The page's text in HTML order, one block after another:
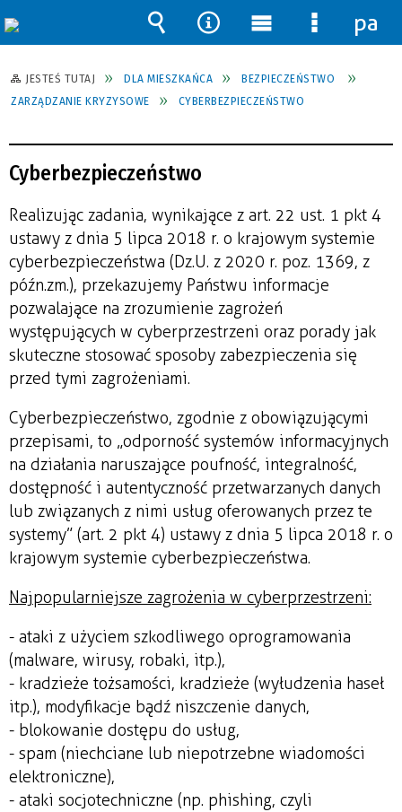
JESTEŚ TUTAJ DLA MIESZKAŃCA
BEZPIECZEŃSTWO
ZARZĄDZANIE KRYZYSOWE
CYBERBEZPIECZEŃSTWO
Cyberbezpieczeństwo
Realizując zadania, wynikające z art. 22 ust. 1 pkt 4
ustawy z dnia 5 lipca 2018 r. o krajowym systemie
cyberbezpieczeństwa (Dz.U. z 2020 r. poz. 1369, z
późn.zm.), przekazujemy Państwu informacje
pozwalające na zrozumienie zagrożeń
występujących w cyberprzestrzeni oraz porady jak
skuteczne stosować sposoby zabezpieczenia się
przed tymi zagrożeniami.
Cyberbezpieczeństwo, zgodnie z obowiązującymi
przepisami, to „odporność systemów informacyjnych
na działania naruszające poufność, integralność,
dostępność i autentyczność przetwarzanych danych
lub związanych z nimi usług oferowanych przez te
systemy” (art. 2 pkt 4) ustawy z dnia 5 lipca 2018 r. o
krajowym systemie cyberbezpieczeństwa.
Najpopularniejsze zagrożenia w cyberprzestrzeni:
- ataki z użyciem szkodliwego oprogramowania
(malware, wirusy, robaki, itp.),
- kradzieże tożsamości, kradzieże (wyłudzenia haseł
itp.), modyfikacje bądź niszczenie danych,
- blokowanie dostępu do usług,
- spam (niechciane lub niepotrzebne wiadomości
elektroniczne),
- ataki socjotechniczne (np. phishing, czyli
Wyszukiwarka
Narzędzia
Menu
główne
Menu